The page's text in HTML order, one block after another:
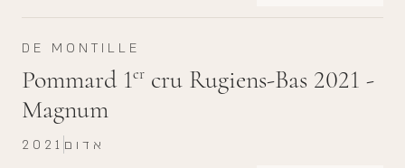
DE MONTILLE
Pommard 1er cru Rugiens-Bas 2021 -
Magnum
2021 אדום